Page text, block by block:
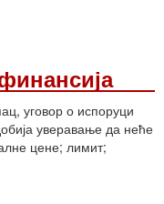
уговор о испоруци
уверавање да неће
цене; лимит;